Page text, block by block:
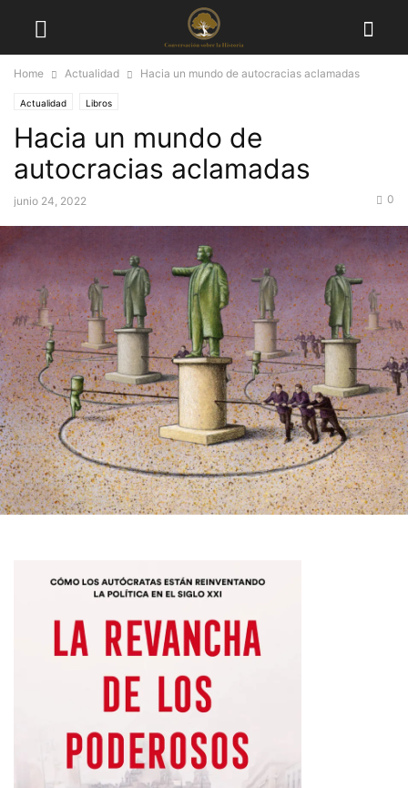
Home Actualidad Hacia un mundo de autocracias aclamadas
Actualidad Libros
Hacia un mundo de
autocracias aclamadas
junio 24, 2022 0